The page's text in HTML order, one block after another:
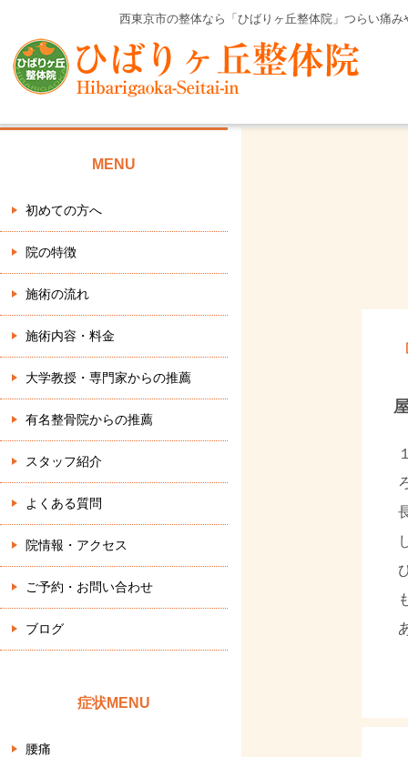
西東京市の整体なら「ひばりヶ丘整体院」つらい痛み
MENU
初めての方へ
院の特徴
施術の流れ
施術内容・料金
大学教授・専門家からの推薦
有名整骨院からの推薦
スタッフ紹介
よくある質問
院情報・アクセス
ご予約・お問い合わせ
ブログ
症状MENU
腰痛